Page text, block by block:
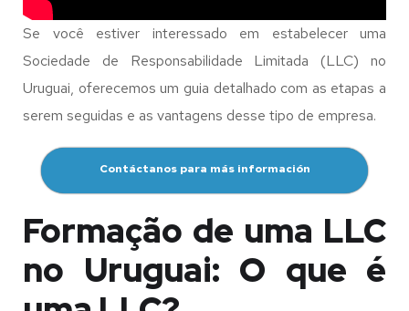
Se você estiver interessado em estabelecer uma
Sociedade de Responsabilidade Limitada (LLC) no
Uruguai, oferecemos um guia detalhado com as etapas a
serem seguidas e as vantagens desse tipo de empresa.
Contáctanos para más información
Formação de uma LLC
no Uruguai: O que é